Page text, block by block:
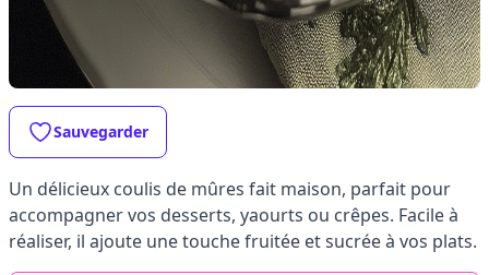
Sauvegarder
Un délicieux coulis de mûres fait maison, parfait pour
accompagner vos desserts, yaourts ou crêpes. Facile à
réaliser, il ajoute une touche fruitée et sucrée à vos plats.